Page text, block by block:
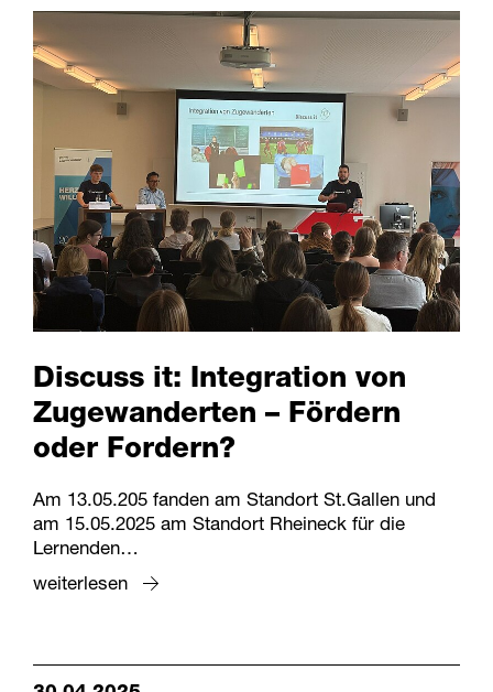
Discuss it: Integration von
Zugewanderten – Fördern
oder Fordern?
Am 13.05.205 fanden am Standort St.Gallen und
am 15.05.2025 am Standort Rheineck für die
Lernenden…
weiterlesen